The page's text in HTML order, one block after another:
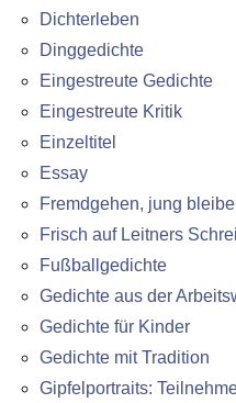
Dichterleben
Dinggedichte
Eingestreute Gedichte
Eingestreute Kritik
Einzeltitel
Essay
Fremdgehen, jung
Frisch auf Leitners
Fußballgedichte
Gedichte aus der
Gedichte für Kinder
Gedichte mit Tradition
Gipfelportraits: